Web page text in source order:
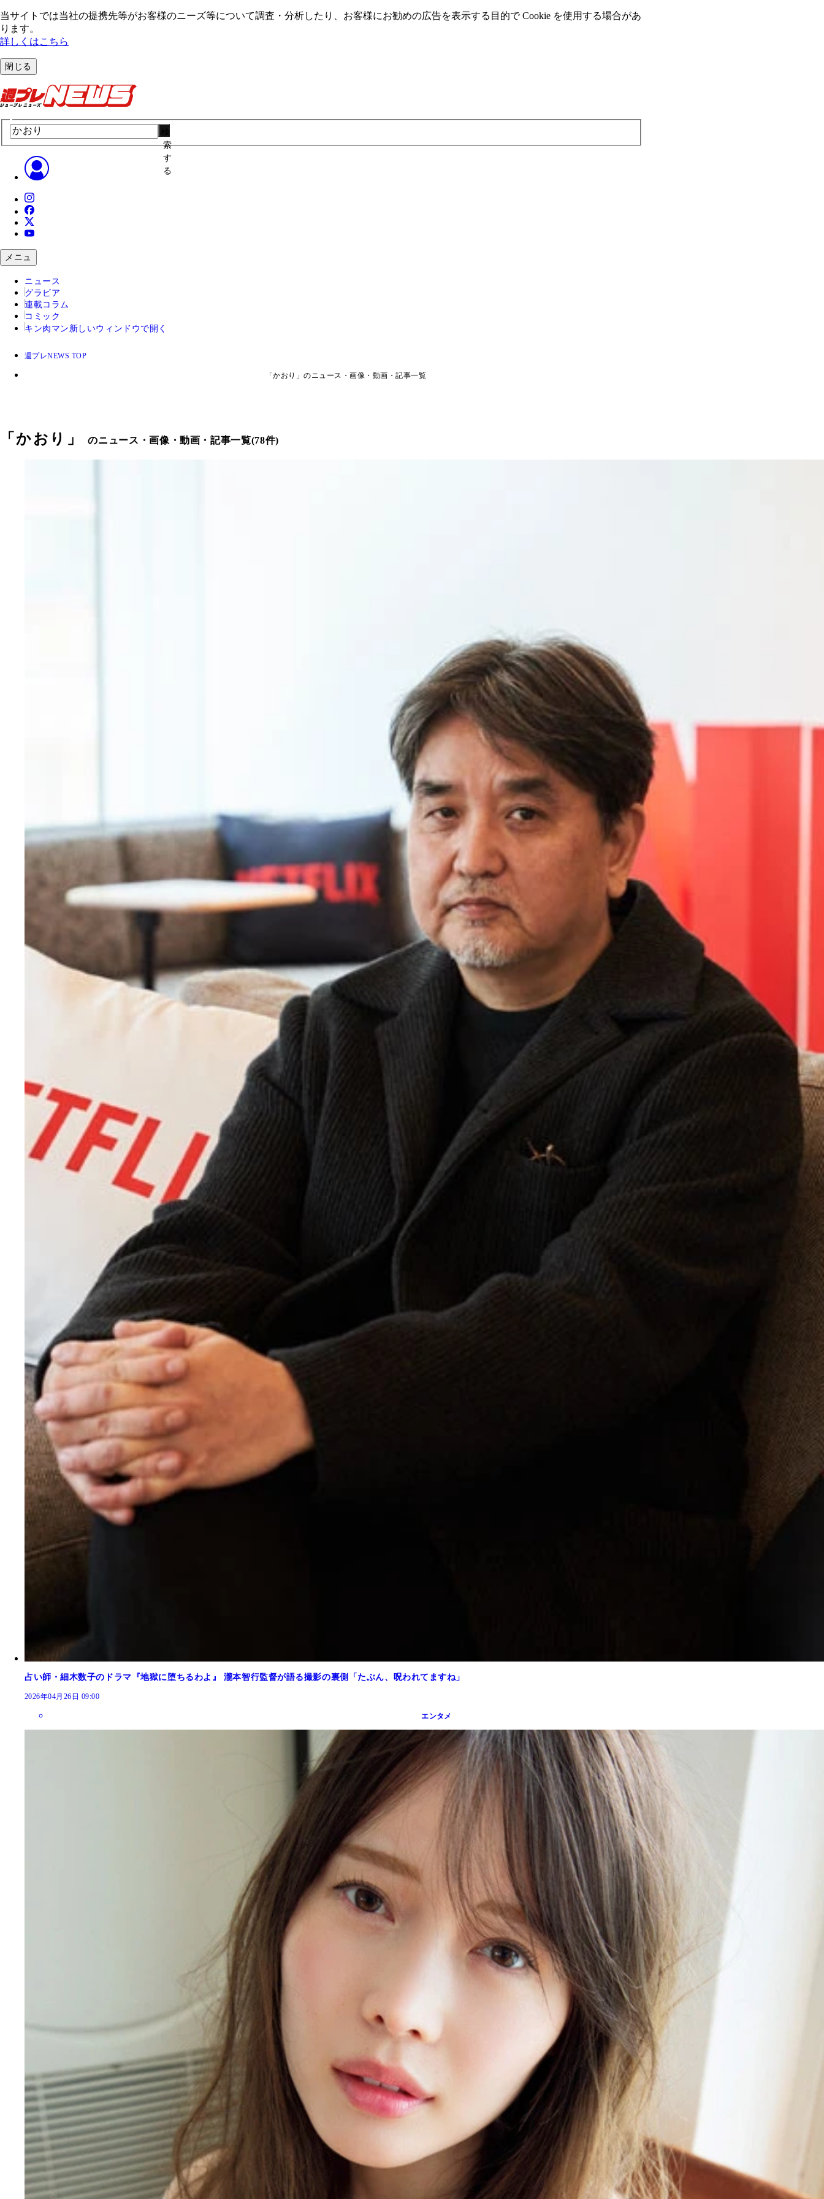
当サイトでは当社の提携先等がお客様のニーズ等について調査・分析したり、お客様にお勧めの広告を表⽰する⽬的で Cookie を使⽤する場合があ
ります。
詳しくはこちら
閉じる
索
す
る
メニュ
ニュース
グラビア
連載コラム
コミック
キン肉マン 新しいウィンドウで開く
週プレNEWS TOP
「かおり」のニュース・画像・動画・記事一覧
「 かおり 」のニュース・画像・動画・記事一覧(78件)
占い師・細木数子のドラマ『地獄に堕ちるわよ』 瀧本智行監督が語る撮影の裏側「たぶん、呪われてますね」
2026年04月26日 09:00
エンタメ